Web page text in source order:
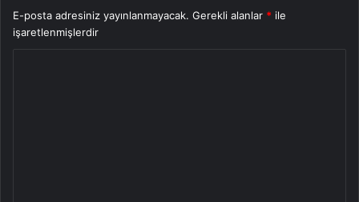
E-posta adresiniz yayınlanmayacak. Gerekli alanlar * ile
işaretlenmişlerdir